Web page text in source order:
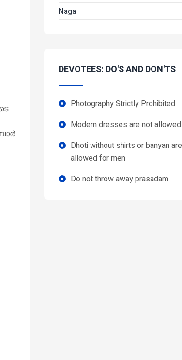
Naga
DEVOTEES: DO'S AND DON'TS
Photography Strictly Prohibited
Modern dresses are not allowed
Dhoti without shirts or banyan are
allowed for men
Do not throw away prasadam